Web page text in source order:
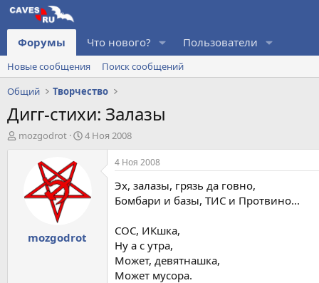
Форумы Что нового? Пользователи
Новые сообщения
Поиск сообщений
Общий
Творчество
Дигг-стихи: Залазы
А
mоzgodrot
Д
а
л
4 Ноя 2008
mоzgodrot
4 Ноя 2008
Эх, залазы, грязь да говно,
Бомбари и базы, ТИС и Протвино...
СОС, ИКшка,
Ну а с утра,
Может, девятнашка,
Может мусора.